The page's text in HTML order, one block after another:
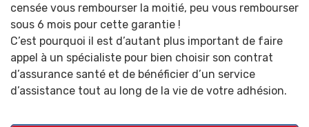
censée vous rembourser la moitié, peu vous rembourser
sous 6 mois pour cette garantie !
C’est pourquoi il est d’autant plus important de faire
appel à un spécialiste pour bien choisir son contrat
d’assurance santé et de bénéficier d’un service
d’assistance tout au long de la vie de votre adhésion.